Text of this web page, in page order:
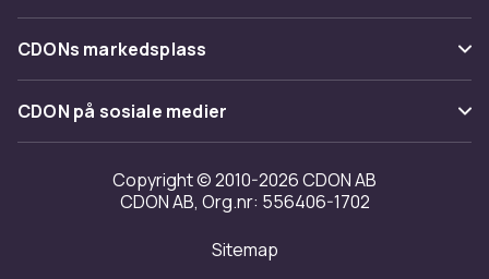
Tilbakekallinger
Varemerker
Om oss
Kundeanmeldelser
Jobbe på CDON
Investor relations
Tilgjengelighet
CDONs markedsplass
Merchant Help Center
CDON på sosiale medier
Copyright © 2010-2026 CDON AB
CDON AB, Org.nr: 556406-1702
Sitemap